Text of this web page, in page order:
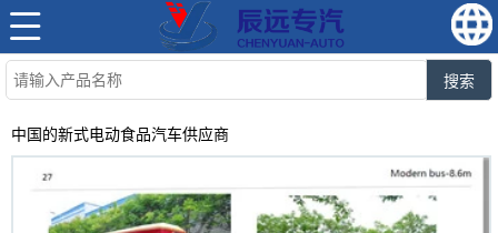
搜索
中国的新式电动食品汽车供应商